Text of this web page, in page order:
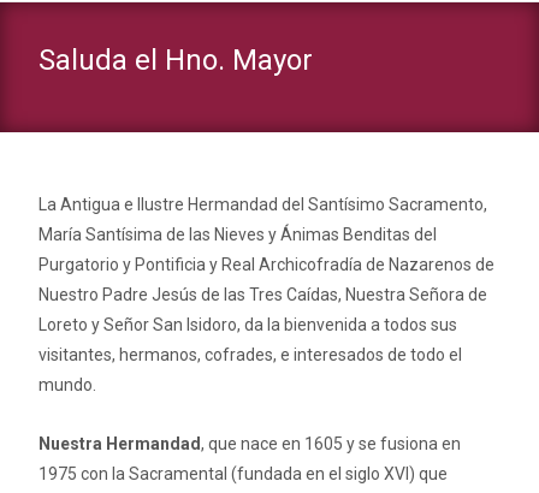
Saluda el Hno. Mayor
La Antigua e Ilustre Hermandad del Santísimo Sacramento,
María Santísima de las Nieves y Ánimas Benditas del
Purgatorio y Pontificia y Real Archicofradía de Nazarenos de
Nuestro Padre Jesús de las Tres Caídas, Nuestra Señora de
Loreto y Señor San Isidoro, da la bienvenida a todos sus
visitantes, hermanos, cofrades, e interesados de todo el
mundo.
Nuestra Hermandad, que nace en 1605 y se fusiona en
1975 con la Sacramental (fundada en el siglo XVI) que